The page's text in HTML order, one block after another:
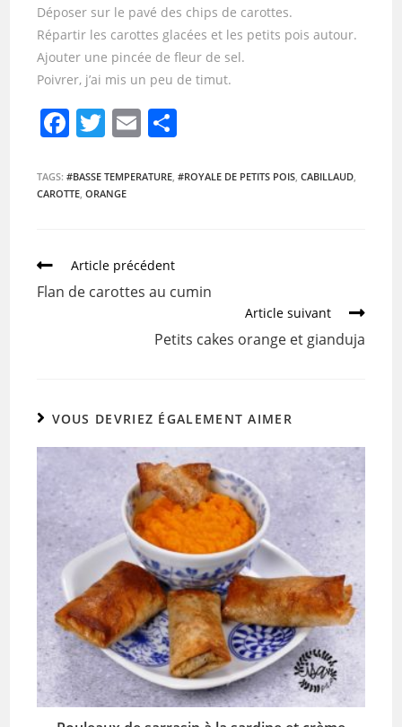
Déposer sur le pavé des chips de carottes.
Répartir les carottes glacées et les petits pois autour.
Ajouter une pincée de fleur de sel.
Poivrer, j’ai mis un peu de timut.
F
c
e
o
o
T
itt
er
E
ai ta
TAGS:#BASSE TEMPERATURE, #ROYALE DE PETITS POIS, CABILLAUD,
CAROTTE, ORANGE
Article précédent
Flan de carottes au cumin
Article suivant
Petits cakes orange et gianduja
VOUS DEVRIEZ ÉGALEMENT AIMER